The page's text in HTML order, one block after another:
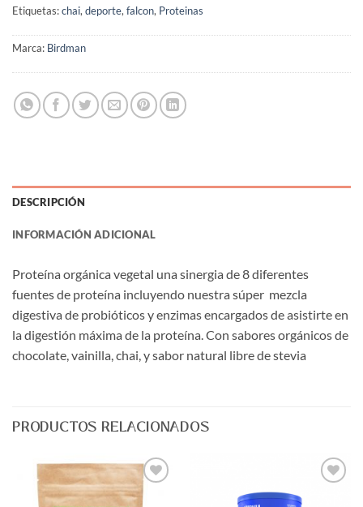
Etiquetas:chai, deporte, falcon, Proteinas
Marca: Birdman
DESCRIPCIÓN
INFORMACIÓN ADICIONAL
Proteína orgánica vegetal una sinergia de 8 diferentes
fuentes de proteína incluyendo nuestra súper mezcla
digestiva de probióticos y enzimas encargados de asistirte en
la digestión máxima de la proteína. Con sabores orgánicos de
chocolate, vainilla, chai, y sabor natural libre de stevia
PRODUCTOS RELACIONADOS
Agregar